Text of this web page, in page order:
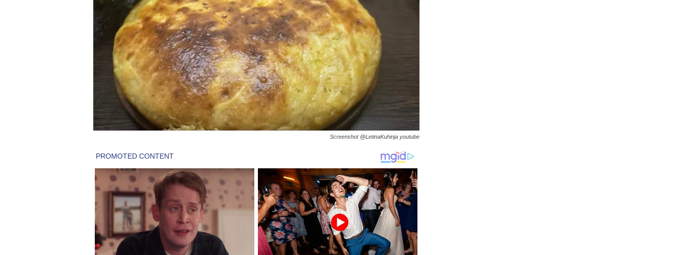
Screenshot @LetinaKuhinja youtube